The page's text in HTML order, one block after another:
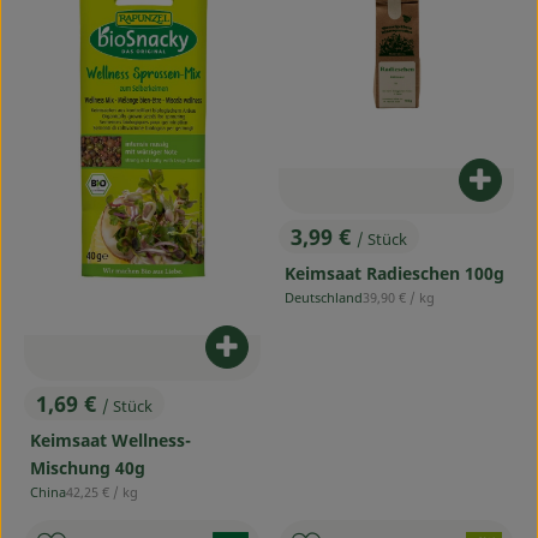
, Preis:
1,69 € / Stück
Keimsaat Wellness-
Mischung 40g
, Herkunft:
China, Referenzpreis:
42,25 € / kg
Produkt zum Warenkorb
, Preis:
3,99 € / Stück
Keimsaat Radieschen 100g
, Herkunft:
Deutschland, Referenzpreis:
39,90 € / kg